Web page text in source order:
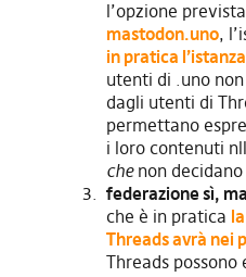
l’opzione
mastodon.uno,
in pratica
utenti di .uno
dagli utenti di
permettano
i loro contenuti
chenon decidano
federazione sì,
che è in pratica
Threads avrà nei
Threads